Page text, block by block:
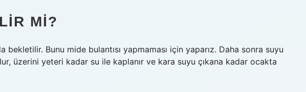
MI?
Bunu mide bulantısı yapmaması için yaparız. Daha sonra suyu
üzerini yeteri kadar su ile kaplanır ve kara suyu çıkana kadar ocakta